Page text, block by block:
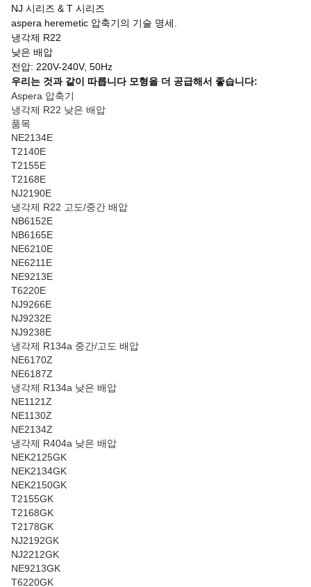
NJ 시리즈 & T 시리즈
aspera heremetic 압축기의 기술 명세.
냉각제 R22
낮은 배압
전압: 220V-240V, 50Hz
우리는 것과 같이 따릅니다 모형을 더 공급해서 좋습니다:
Aspera 압축기
냉각제 R22 낮은 배압
품목
NE2134E
T2140E
T2155E
T2168E
NJ2190E
냉각제 R22 고도/중간 배압
NB6152E
NB6165E
NE6210E
NE6211E
NE9213E
T6220E
NJ9266E
NJ9232E
NJ9238E
냉각제 R134a 중간/고도 배압
NE6170Z
NE6187Z
냉각제 R134a 낮은 배압
NE1121Z
NE1130Z
NE2134Z
냉각제 R404a 낮은 배압
NEK2125GK
NEK2134GK
NEK2150GK
T2155GK
T2168GK
T2178GK
NJ2192GK
NJ2212GK
NE9213GK
T6220GK